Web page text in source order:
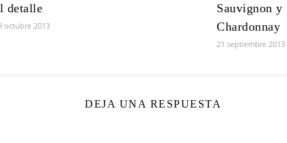
detalle
octubre 2013
Sauvignon y
Chardonnay
21 septiembre 2013
DEJA UNA RESPUESTA